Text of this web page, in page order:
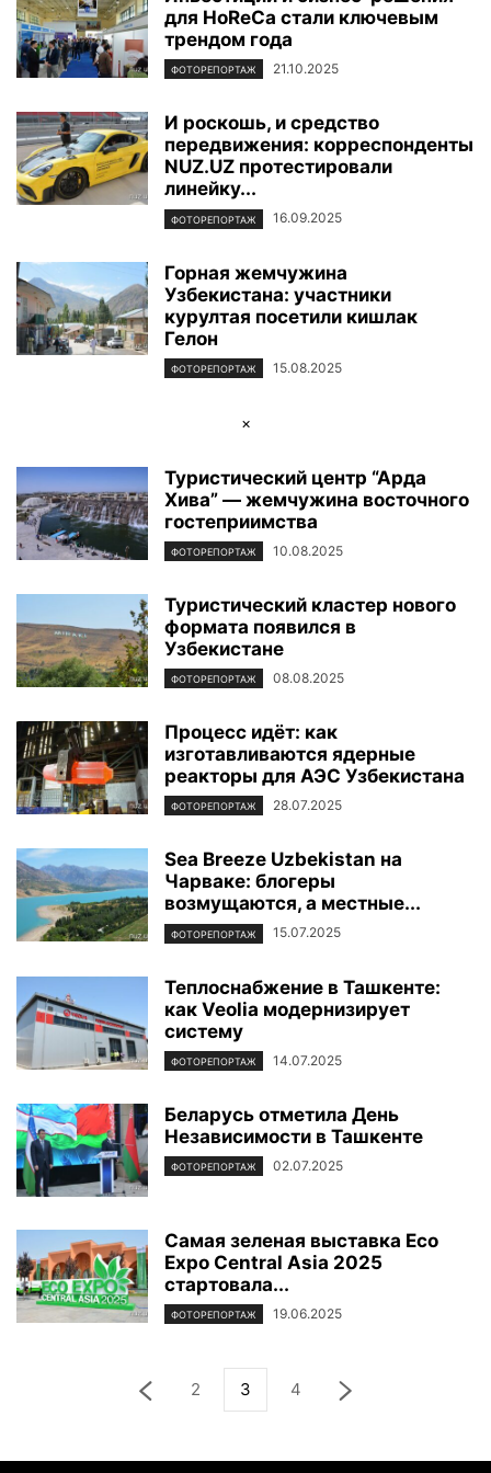
ФОТОРЕПОРТАЖ ЦЕНТР ИСЛАМСКОЙ ЦИВИЛИЗАЦИИ ЭКОЛОГИЯ
ЭКОНОМИКА И БИЗНЕС
для HoReCa стали ключевым
трендом года
ФОТОРЕПОРТАЖ 21.10.2025
И роскошь, и средство
передвижения: корреспонденты
NUZ.UZ протестировали
линейку...
ФОТОРЕПОРТАЖ 16.09.2025
Горная жемчужина
Узбекистана: участники
курултая посетили кишлак
Гелон
ФОТОРЕПОРТАЖ 15.08.2025
×
Туристический центр “Арда
Хива” — жемчужина восточного
гостеприимства
ФОТОРЕПОРТАЖ 10.08.2025
Туристический кластер нового
формата появился в
Узбекистане
ФОТОРЕПОРТАЖ 08.08.2025
Процесс идёт: как
изготавливаются ядерные
реакторы для АЭС Узбекистана
ФОТОРЕПОРТАЖ 28.07.2025
Sea Breeze Uzbekistan на
Чарваке: блогеры
возмущаются, а местные...
ФОТОРЕПОРТАЖ 15.07.2025
Теплоснабжение в Ташкенте:
как Veolia модернизирует
систему
ФОТОРЕПОРТАЖ 14.07.2025
Беларусь отметила День
Независимости в Ташкенте
ФОТОРЕПОРТАЖ 02.07.2025
Самая зеленая выставка Eco
Expo Central Asia 2025
стартовала...
ФОТОРЕПОРТАЖ 19.06.2025
2 3 4